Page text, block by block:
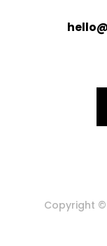
Copyright ©